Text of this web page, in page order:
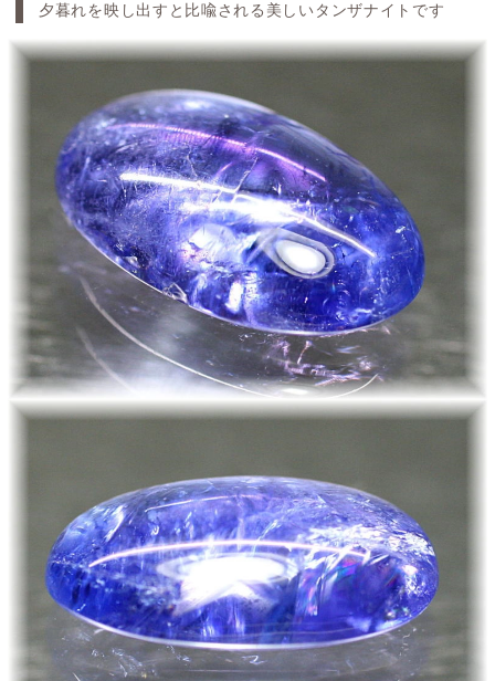
夕暮れを映し出すと比喩される美しいタンザナイトです